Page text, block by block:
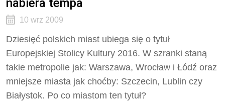
10 wrz 2009
Dziesięć polskich miast ubiega się o tytuł
Europejskiej Stolicy Kultury 2016. W szranki staną
takie metropolie jak: Warszawa, Wrocław i Łódź oraz
mniejsze miasta jak choćby: Szczecin, Lublin czy
Białystok. Po co miastom ten tytuł?